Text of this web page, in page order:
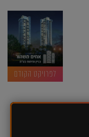
לפרויקט הקודם